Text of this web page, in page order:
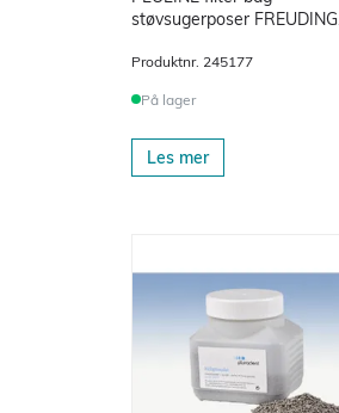
støvsugerposer FREUDING
Produktnr. 245177
På lager
Les mer